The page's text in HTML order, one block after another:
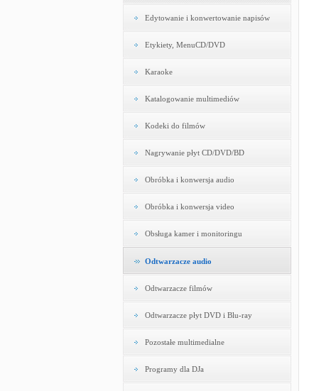
Edytowanie i konwertowanie napisów
Etykiety, MenuCD/DVD
Karaoke
Katalogowanie multimediów
Kodeki do filmów
Nagrywanie płyt CD/DVD/BD
Obróbka i konwersja audio
Obróbka i konwersja video
Obsługa kamer i monitoringu
Odtwarzacze audio
Odtwarzacze filmów
Odtwarzacze płyt DVD i Blu-ray
Pozostałe multimedialne
Programy dla DJa